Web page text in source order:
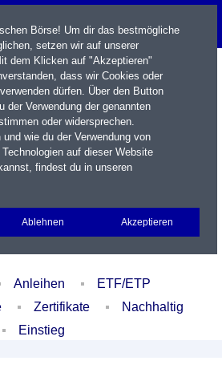
Portfolio Login
Anleihen
ETF/ETP
Zertifikate
Nachhaltig
Einstieg
Börse! Um dir das bestmögliche
setzen wir auf unserer
dem Klicken auf "Akzeptieren"
dass wir Cookies oder
dürfen. Über den Button
der Verwendung der genannten
oder widersprechen.
wie du der Verwendung von
auf dieser Website
findest du in unseren
Ablehnen Akzeptieren